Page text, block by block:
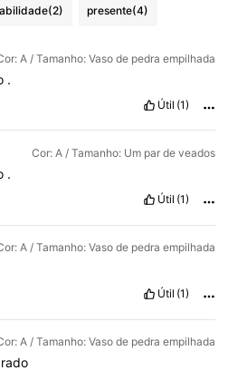
(2) presente(4)
A / Tamanho: Vaso de pedra empilhada
.
Útil (1)
Cor: A / Tamanho: Um par de veados
.
Útil (1)
A / Tamanho: Vaso de pedra empilhada
Útil (1)
A / Tamanho: Vaso de pedra empilhada